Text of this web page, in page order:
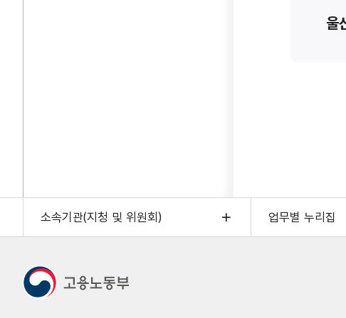
울
소속기관(지청 및 위원회) 업무별 누리집